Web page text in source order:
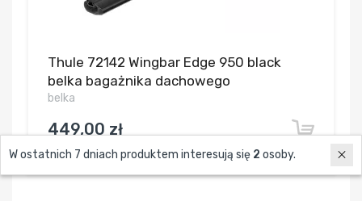
Thule 72142 Wingbar Edge 950 black
belka bagażnika dachowego
belka
449,00 zł
350,22 zł / szt.
W ostatnich 7 dniach produktem interesują się 2 osoby.